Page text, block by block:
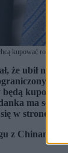
kupować ropę
że ubił
kupować
ma
w stronę USA.
z Chinami
,